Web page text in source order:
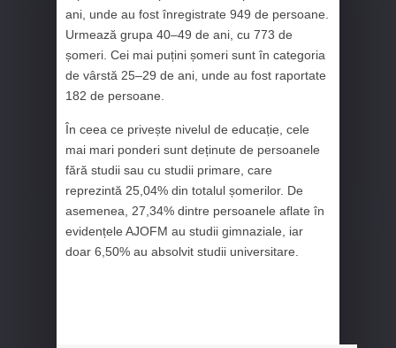
ani, unde au fost înregistrate 949 de persoane.
Urmează grupa 40–49 de ani, cu 773 de
șomeri. Cei mai puțini șomeri sunt în categoria
de vârstă 25–29 de ani, unde au fost raportate
182 de persoane.
În ceea ce privește nivelul de educație, cele
mai mari ponderi sunt deținute de persoanele
fără studii sau cu studii primare, care
reprezintă 25,04% din totalul șomerilor. De
asemenea, 27,34% dintre persoanele aflate în
evidențele AJOFM au studii gimnaziale, iar
doar 6,50% au absolvit studii universitare.